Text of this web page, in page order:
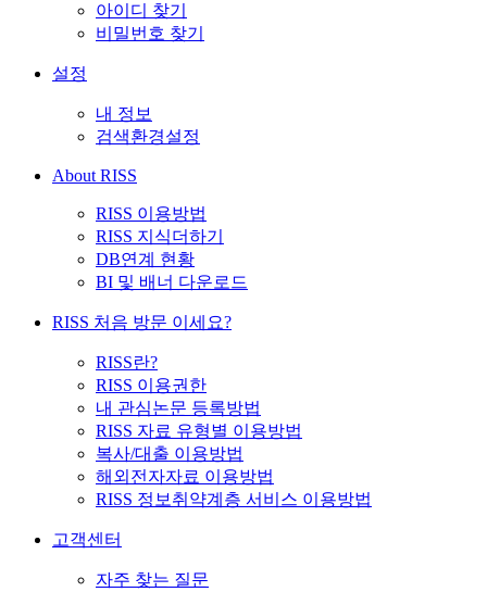
아이디 찾기
비밀번호 찾기
설정
내 정보
검색환경설정
About RISS
RISS 이용방법
RISS 지식더하기
DB연계 현황
BI 및 배너 다운로드
RISS 처음 방문 이세요?
RISS란?
RISS 이용권한
내 관심논문 등록방법
RISS 자료 유형별 이용방법
복사/대출 이용방법
해외전자자료 이용방법
RISS 정보취약계층 서비스 이용방법
고객센터
자주 찾는 질문